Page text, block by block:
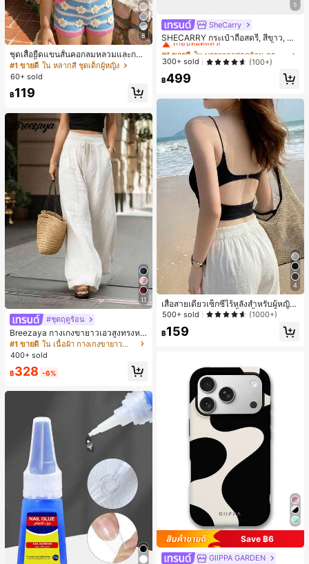
8
ชุดเสื้อยืดแขนสั้นคอกลมหลวมและกาง
เกงขาสั้นไบค์เกอร์รัดรูปสำหรับเด็กผู้ห
ญิง สไตล์มินิมอล เหมาะสำหรับฤดูใบไ
#1 ขายดี ใน หลากสี ชุดเด็กผู้หญิง
60+ sold
฿119
11
#ชุดฤดูร้อน
Breezaya กางเกงขายาวเอวสูงทรงหล
วมขาบานสำหรับผู้หญิง สีขาวเรียบหรูส
ไตล์ชิค เหมาะสำหรับใส่เที่ยวทะเล วันห
ยโอกาสในชีวิตประจำวัน
#1 ขายดี
ใน เนื้อผ้า กางเกงขายาวลำลองผ้า
400+ sold
฿328 -6%
5
SheCarry
SHECARRY กระเป๋าถือสตรี, สีขาว, แฟ
ชั่น, สง่างาม, วันหยุด, งานปาร์ตี้
#1 ขายดี
เกือบหมดแล้ว!
#1 ขายดี
เกือบหมดแล้ว!
#1 ขายดี
เกือบหมดแล้ว!
#1 ขายดี
ใน บรรยากาศฤดูร้อน กระเป๋าหูหิ้วด้านบนผู้หญิง
เกือบหมดแล้ว!
300+ sold (100+)
฿499
4
เสื้อสายเดี่ยวเซ็กซี่ไร้หลังสำหรับผู้หญิง
พร้อมบราแบบมีฟองน้ำ, เสื้อกล้ามแขน
500+ sold (1000+)
฿159
Save ฿6
GIIPPA GARDEN